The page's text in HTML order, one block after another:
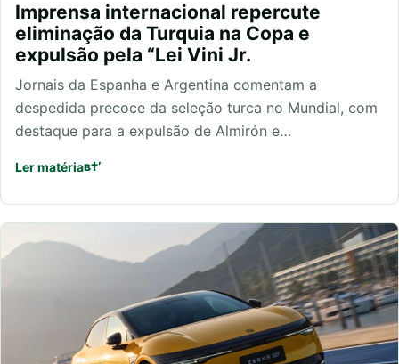
Imprensa internacional repercute
eliminação da Turquia na Copa e
expulsão pela “Lei Vini Jr.
Jornais da Espanha e Argentina comentam a
despedida precoce da seleção turca no Mundial, com
destaque para a expulsão de Almirón e…
Ler matéria